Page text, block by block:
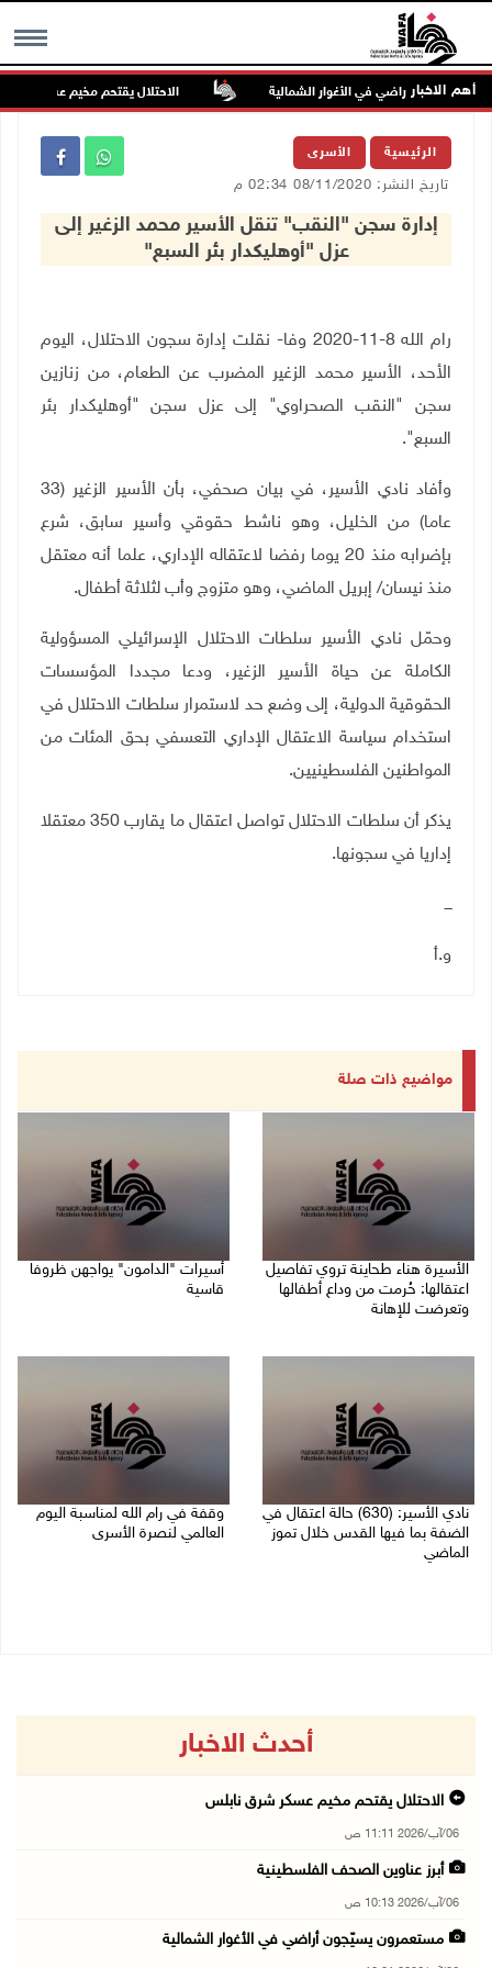
MENU أهم الاخبار
يسيّجون أراضي في الأغوار الشمالية الاحتلال يقتحم مخيم عسكر شرق
الرئيسية الأسرى
تاريخ النشر: 08/11/2020 02:34 م
إدارة سجن "النقب" تنقل الأسير محمد الزغير إلى
عزل "أوهليكدار بئر السبع"
رام الله 8-11-2020 وفا- نقلت إدارة سجون الاحتلال، اليوم
الأحد، الأسير محمد الزغير المضرب عن الطعام، من زنازين
سجن "النقب الصحراوي" إلى عزل سجن "أوهليكدار بئر
السبع".
وأفاد نادي الأسير، في بيان صحفي، بأن الأسير الزغير (33
عاما) من الخليل، وهو ناشط حقوقي وأسير سابق، شرع
بإضرابه منذ 20 يوما رفضا لاعتقاله الإداري، علما أنه معتقل
منذ نيسان/ إبريل الماضي، وهو متزوج وأب لثلاثة أطفال.
وحمّل نادي الأسير سلطات الاحتلال الإسرائيلي المسؤولية
الكاملة عن حياة الأسير الزغير، ودعا مجددا المؤسسات
الحقوقية الدولية، إلى وضع حد لاستمرار سلطات الاحتلال في
استخدام سياسة الاعتقال الإداري التعسفي بحق المئات من
المواطنين الفلسطينيين.
يذكر أن سلطات الاحتلال تواصل اعتقال ما يقارب 350 معتقلا
إداريا في سجونها.
ـــ
و.أ
مواضيع ذات صلة
الأسيرة هناء طحاينة تروي تفاصيل
اعتقالها: حُرمت من وداع أطفالها
وتعرضت للإهانة
أسيرات "الدامون" يواجهن ظروفا
قاسية
نادي الأسير: (630) حالة اعتقال في
الضفة بما فيها القدس خلال تموز
الماضي
وقفة في رام الله لمناسبة اليوم
العالمي لنصرة الأسرى
أحدث الاخبار
الاحتلال يقتحم مخيم عسكر شرق نابلس
06/آب/2026 11:11 ص
أبرز عناوين الصحف الفلسطينية
06/آب/2026 10:13 ص
مستعمرون يسيّجون أراضي في الأغوار الشمالية